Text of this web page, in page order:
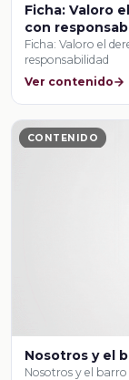
Ficha: Valoro
con
Ficha: Valoro el
responsabilidad
Ver contenido
CONTENIDO
Nosotros y el
Nosotros y el barro